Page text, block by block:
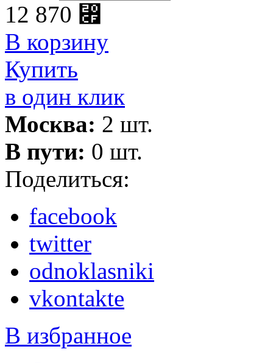
12 870 ⃏
В корзину
Купить
в один клик
Москва: 2 шт.
В пути: 0 шт.
Поделиться:
facebook
twitter
odnoklasniki
vkontakte
В избранное